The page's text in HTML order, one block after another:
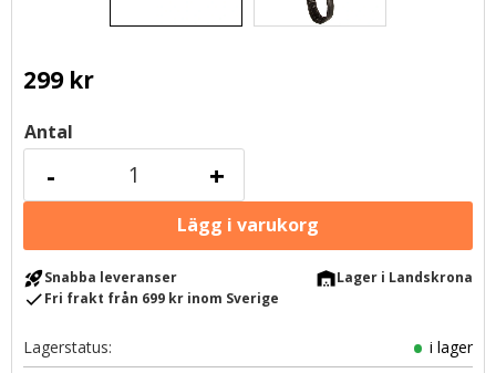
299kr
Antal
+
-
rocket_launchSnabba leveranser warehouseLager i Landskrona
checkFri frakt från 699 kr inom Sverige
Lagerstatus
i lager